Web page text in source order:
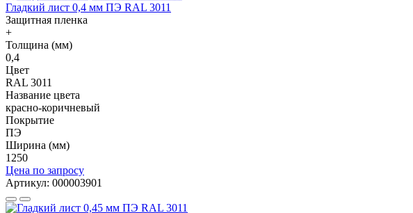
Гладкий лист 0,4 мм ПЭ RAL 3011
Защитная пленка
+
Толщина (мм)
0,4
Цвет
RAL 3011
Название цвета
красно-коричневый
Покрытие
ПЭ
Ширина (мм)
1250
Цена по запросу
Артикул: 000003901